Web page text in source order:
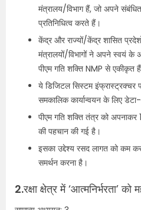
मंत्रालय/विभाग हैं, जो अपने
प्रतिनिधित्व करते हैं।
केंद्र और राज्यों/केंद्र शासित
मंत्रालयों/विभागों ने अपने स्वयं के
पीएम गति शक्ति NMP से एकीकृत
ये डिजिटल सिस्टम इंफ्रास्ट्रक्चर
समकालिक कार्यान्वयन के लिए
पीएम गति शक्ति तंत्र को अपनाकर
की पहचान की गई है।
इसका उद्देश्य रसद लागत को कम
समर्थन करना है।
2.रक्षा क्षेत्र में ‘आत्मनिर्भरता’ को